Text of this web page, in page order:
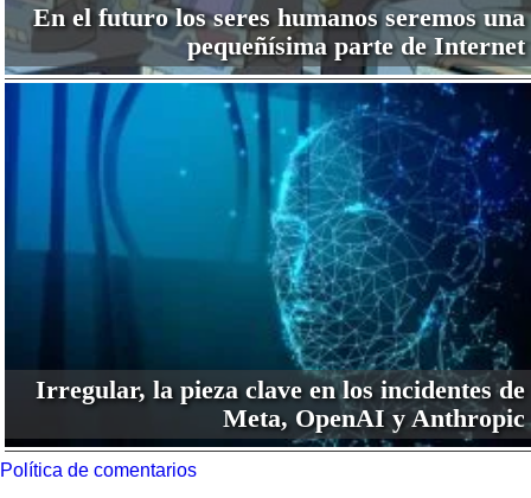
En el futuro los seres humanos seremos una
pequeñísima parte de Internet
Irregular, la pieza clave en los incidentes de
Meta, OpenAI y Anthropic
Política de comentarios